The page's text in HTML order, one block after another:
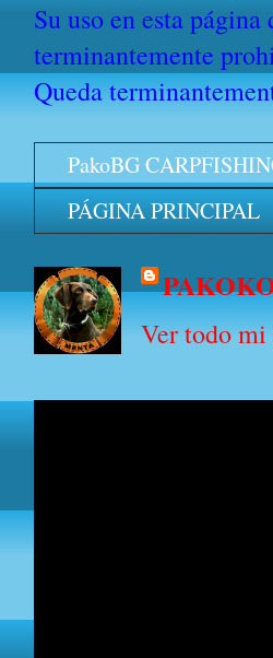
Su uso en esta
terminantemente
Queda
PakoBG
PÁGINA PRINCIPAL
Ver todo